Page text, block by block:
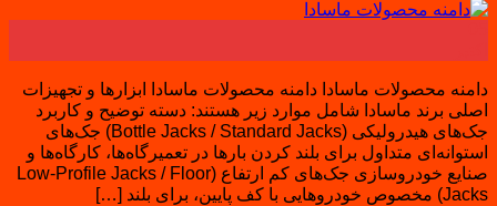
دامنه محصولات ماسادا دامنه محصولات ماسادا ابزارها و تجهیزات
اصلی برند ماسادا شامل موارد زیر هستند: دسته توضیح و کاربرد
جک‌های هیدرولیکی (Bottle Jacks / Standard Jacks) جک‌های
استوانه‌ای متداول برای بلند کردن بارها در تعمیرگاه‌ها، کارگاه‌ها و
صنایع خودروسازی جک‌های کم ارتفاع (Low-Profile Jacks / Floor
Jacks) مخصوص خودروهایی با کف پایین، برای بلند […]